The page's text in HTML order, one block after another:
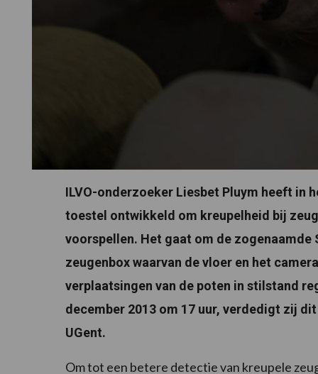
ILVO-onderzoeker Liesbet Pluym heeft in
toestel ontwikkeld om kreupelheid bij
voorspellen. Het gaat om de
zeugenbox waarvan de vloer en het
verplaatsingen van de poten in stilstand
december 2013 om 17 uur, verdedigt zij
UGent.
Om tot een betere detectie van kreupele